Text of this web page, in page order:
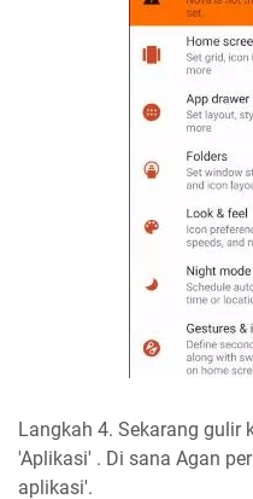
Langkah 4. Sekarang gulir
'Aplikasi' . Di sana Agan
aplikasi'.